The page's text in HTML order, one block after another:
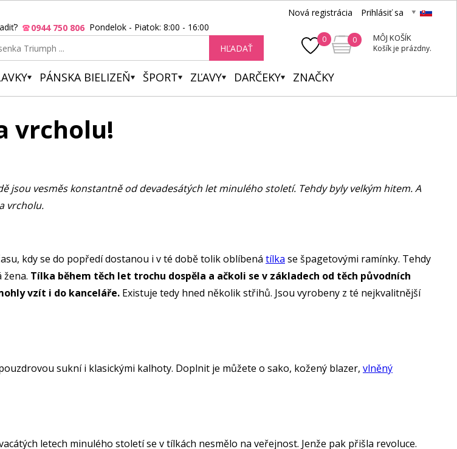
Nová registrácia Prihlásiť sa
0 0 MÔJ KOŠÍK
Košík je prázdny.
0944 750 806 Pondelok - Piatok: 8:00 - 16:00
HĽADAŤ
PÁNSKA BIELIZEŇ ŠPORT ZĽAVY DARČEKY ZNAČKY
vrcholu!
jsou vesměs konstantně od devadesátých let minulého století. Tehdy byly velkým hitem. A
vrcholu.
kdy se do popředí dostanou i v té době tolik oblíbená tílka se špagetovými ramínky. Tehdy
žena. Tílka během těch let trochu dospěla a ačkoli se v základech od těch původních
vzít i do kanceláře. Existuje tedy hned několik střihů. Jsou vyrobeny z té nejkvalitnější
sukní i klasickými kalhoty. Doplnit je můžete o sako, kožený blazer, vlněný
letech minulého století se v tílkách nesmělo na veřejnost. Jenže pak přišla revoluce.